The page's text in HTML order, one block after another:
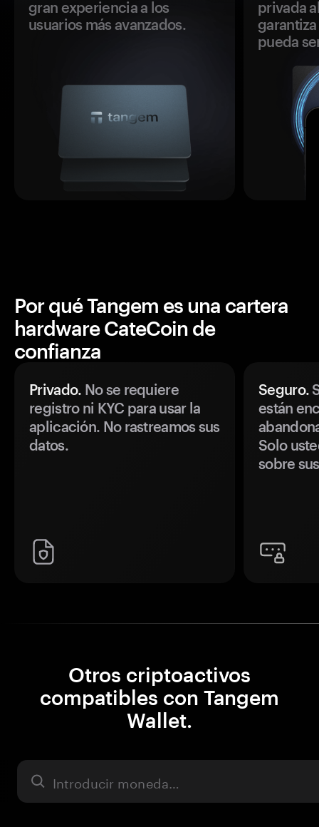
gran experiencia a los
usuarios más avanzados.
privada
pueda
Por qué Tangem es una cartera
hardware CateCoin de
confianza
Privado. No se requiere
registro ni KYC para usar la
aplicación. No rastreamos sus
datos.
Seguro.
están
Solo
sobre
Otros criptoactivos
compatibles con Tangem
Wallet.
Activo